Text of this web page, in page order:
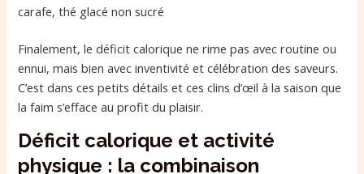
carafe, thé glacé non sucré
Finalement, le déficit calorique ne rime pas avec routine ou
ennui, mais bien avec inventivité et célébration des saveurs.
C’est dans ces petits détails et ces clins d’œil à la saison que
la faim s’efface au profit du plaisir.
Déficit calorique et activité
physique : la combinaison